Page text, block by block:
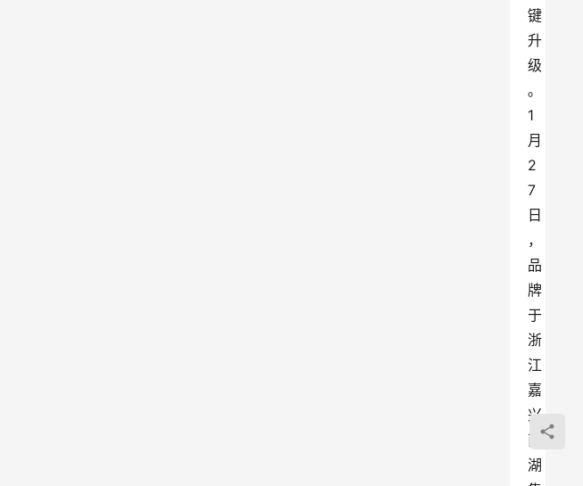
键
升
级
。
1
月
2
7
日
，
品
牌
于
浙
江
嘉
兴
南
湖